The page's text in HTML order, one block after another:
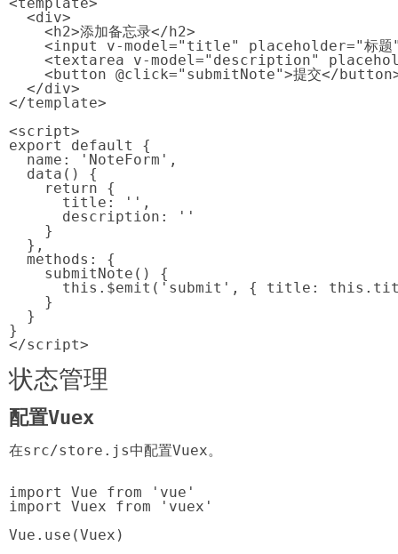
  <div>
    <h2>添加备忘录</h2>
<input v-model="title" placeholder="标题
<textarea v-model="description"
<button @click="submitNote">提交</
  </div>
</template>
<script>
export default {
  name: 'NoteForm',
  data() {
    return {
      title: '',
      description: ''
    }
  },
  methods: {
    submitNote() {
this.$emit('submit', { title:
    }
  }
}
</script>
状态管理
配置Vuex
在src/store.js中配置Vuex。
import Vue from 'vue'
import Vuex from 'vuex'
Vue.use(Vuex)